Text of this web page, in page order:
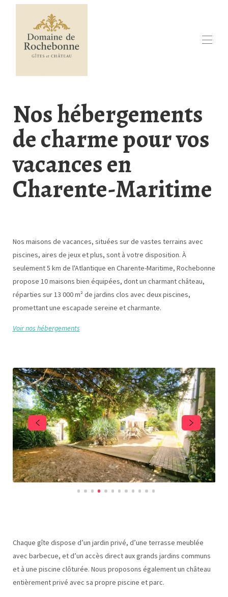
Réservation en ligne
Calendrier de disponibilités
Tous nos hébergements
Contactez-nous
Evenements
Dans la Région
Nos hébergements
de charme pour vos
vacances en
Charente-Maritime
Nos maisons de vacances, situées sur de vastes terrains avec
piscines, aires de jeux et plus, sont à votre disposition. À
seulement 5 km de l'Atlantique en Charente-Maritime, Rochebonne
propose 10 maisons bien équipées, dont un charmant château,
réparties sur 13 000 m² de jardins clos avec deux piscines,
promettant une escapade sereine et charmante.
Voir nos hébergements
Chaque gîte dispose d’un jardin privé, d’une terrasse meublée
avec barbecue, et d’un accès direct aux grands jardins communs
et à une piscine clôturée. Nous proposons également un château
entièrement privé avec sa propre piscine et parc.